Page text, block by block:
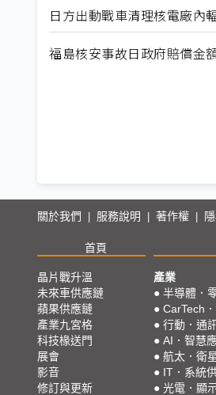
日方出動戰車清理核電廠內
福島核安事故日政府賠償金
關於我們 服務說明 著作權
首頁
晶片戰升溫
未來車供應鏈
蘋果供應鏈
產業九宮格
科技椽送門
展會
影音
修訂與更新
產業
● 半導體．
● CarTech
● 行動．通
● AI．智慧
● 航太．衛
● IT．系統
● 光電．顯